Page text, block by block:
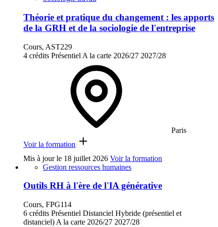
Théorie et pratique du changement : les apports
de la GRH et de la sociologie de l'entreprise
Cours, AST229
4 crédits Présentiel A la carte 2026/27 2027/28
Paris
Voir la formation
Mis à jour le 18 juillet 2026 Voir la formation
Gestion ressources humaines
Outils RH à l'ère de l'IA générative
Cours, FPG114
6 crédits Présentiel Distanciel Hybride (présentiel et
distanciel) A la carte 2026/27 2027/28